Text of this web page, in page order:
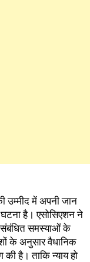
उम्मीद में अपनी जान
घटना है। एसोसिएशन ने
समस्याओं के
के अनुसार वैधानिक
की है। ताकि न्याय हो